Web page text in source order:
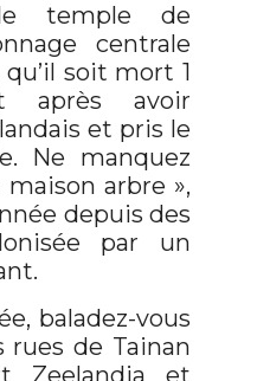
temple de
centrale
soit mort 1
après avoir
et pris le
Ne manquez
maison arbre »,
depuis des
par un
baladez-vous
rues de Tainan
Zeelandia et